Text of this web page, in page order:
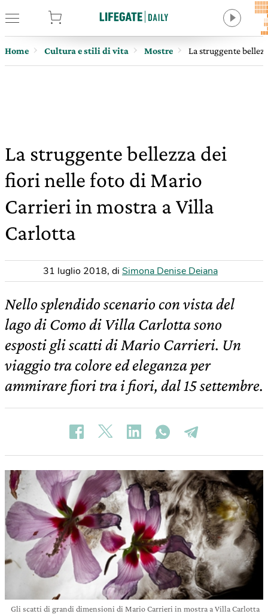
Home Cultura e stili di vita Mostre La struggente
La struggente bellezza dei
fiori nelle foto di Mario
Carrieri in mostra a Villa
Carlotta
31 luglio 2018, di Simona Denise Deiana
Nello splendido scenario con vista del
lago di Como di Villa Carlotta sono
esposti gli scatti di Mario Carrieri. Un
viaggio tra colore ed eleganza per
ammirare fiori tra i fiori, dal 15 settembre.
Gli scatti di grandi dimensioni di Mario Carrieri in mostra a Villa Carlotta